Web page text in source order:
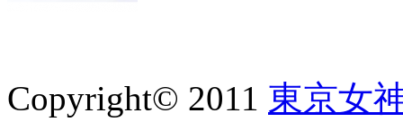
Copyright© 2011 東京女